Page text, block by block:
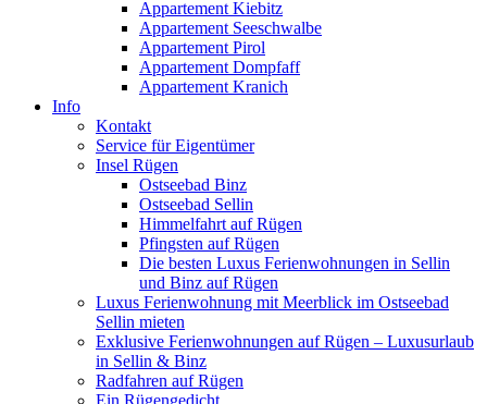
Appartement Kiebitz
Appartement Seeschwalbe
Appartement Pirol
Appartement Dompfaff
Appartement Kranich
Info
Kontakt
Service für Eigentümer
Insel Rügen
Ostseebad Binz
Ostseebad Sellin
Himmelfahrt auf Rügen
Pfingsten auf Rügen
Die besten Luxus Ferienwohnungen in Sellin
und Binz auf Rügen
Luxus Ferienwohnung mit Meerblick im Ostseebad
Sellin mieten
Exklusive Ferienwohnungen auf Rügen – Luxusurlaub
in Sellin & Binz
Radfahren auf Rügen
Ein Rügengedicht